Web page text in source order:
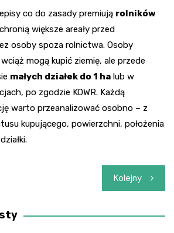
co do zasady premiują rolników
większe areały przed
osoby spoza rolnictwa. Osoby
mogą kupić ziemię, ale przede
małych działek do 1 ha lub w
po zgodzie KOWR. Każdą
warto przeanalizować osobno – z
kupującego, powierzchni, położenia
Kolejny